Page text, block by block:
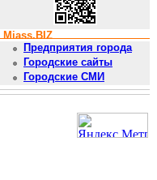
Miass.BIZ
Предприятия города
Городские сайты
Городские СМИ